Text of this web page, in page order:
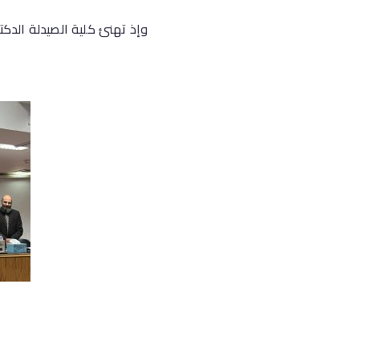
وإذ تهنئ كلية الصيدلة